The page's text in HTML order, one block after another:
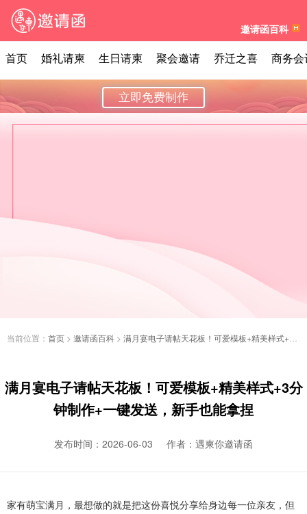
邀请函百科
首页 婚礼请柬 生日请柬 聚会邀请 乔迁之喜 商务会
立即免费制作
当前位置： 首页 > 邀请函百科 > 满月宴电子请帖天花板！可爱模板+精美样式+3分钟制作+一键发送，新手也能拿捏
满月宴电子请帖天花板！可爱模板+精美样式+3分
钟制作+一键发送，新手也能拿捏
发布时间：2026-06-03 作者：遇柬你邀请函
家有萌宝满月，最想做的就是把这份喜悦分享给身边每一位亲友，但